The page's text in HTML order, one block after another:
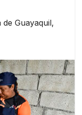
de Guayaquil,